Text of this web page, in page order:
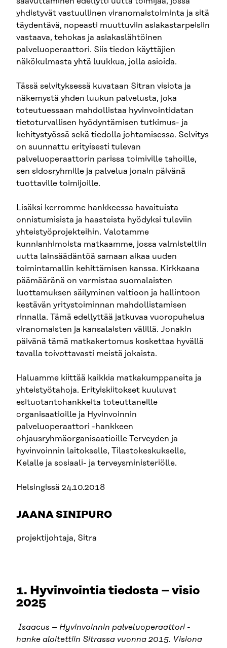
yhdistyvät vastuullinen viranomaistoiminta ja sitä
täydentävä, nopeasti muuttuviin asiakastarpeisiin
vastaava, tehokas ja asiakaslähtöinen
palveluoperaattori. Siis tiedon käyttäjien
näkökulmasta yhtä luukkua, jolla asioida.
Tässä selvityksessä kuvataan Sitran visiota ja
näkemystä yhden luukun palvelusta, joka
toteutuessaan mahdollistaa hyvinvointidatan
tietoturvallisen hyödyntämisen tutkimus- ja
kehitystyössä sekä tiedolla johtamisessa. Selvitys
on suunnattu erityisesti tulevan
palveluoperaattorin parissa toimiville tahoille,
sen sidosryhmille ja palvelua jonain päivänä
tuottaville toimijoille.
Lisäksi kerromme hankkeessa havaituista
onnistumisista ja haasteista hyödyksi tuleviin
yhteistyöprojekteihin. Valotamme
kunnianhimoista matkaamme, jossa valmisteltiin
uutta lainsäädäntöä samaan aikaa uuden
toimintamallin kehittämisen kanssa. Kirkkaana
päämääränä on varmistaa suomalaisten
luottamuksen säilyminen valtioon ja hallintoon
kestävän yritystoiminnan mahdollistamisen
rinnalla. Tämä edellyttää jatkuvaa vuoropuhelua
viranomaisten ja kansalaisten välillä. Jonakin
päivänä tämä matkakertomus koskettaa hyvällä
tavalla toivottavasti meistä jokaista.
Haluamme kiittää kaikkia matkakumppaneita ja
yhteistyötahoja. Erityiskiitokset kuuluvat
esituotantohankkeita toteuttaneille
organisaatioille ja Hyvinvoinnin
palveluoperaattori -hankkeen
ohjausryhmäorganisaatioille Terveyden ja
hyvinvoinnin laitokselle, Tilastokeskukselle,
Kelalle ja sosiaali- ja terveysministeriölle.
Helsingissä 24.10.2018
JAANA SINIPURO
projektijohtaja, Sitra
1. Hyvinvointia tiedosta – visio
2025
Isaacus – Hyvinvoinnin palveluoperaattori -
hanke aloitettiin Sitrassa vuonna 2015. Visiona